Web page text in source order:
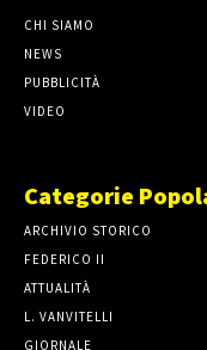
CHI SIAMO
NEWS
PUBBLICITÀ
VIDEO
Categorie
ARCHIVIO STORICO
FEDERICO II
ATTUALITÀ
L. VANVITELLI
GIORNALE